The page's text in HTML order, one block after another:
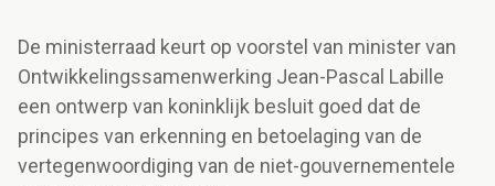
De ministerraad keurt op voorstel van minister van
Ontwikkelingssamenwerking Jean-Pascal Labille
een ontwerp van koninklijk besluit goed dat de
principes van erkenning en betoelaging van de
vertegenwoordiging van de niet-gouvernementele